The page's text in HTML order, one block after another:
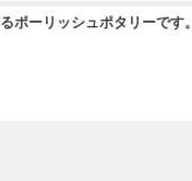
ーリッシュポタリーです。